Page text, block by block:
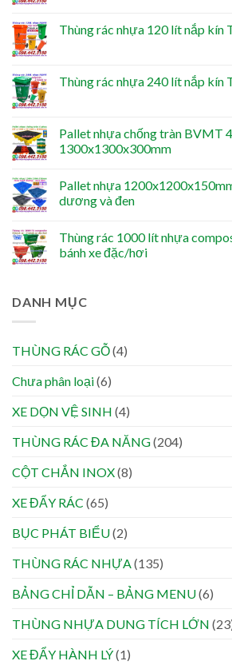
Thùng rác nhựa 120 lít nắp kín
Thùng rác nhựa 240 lít nắp kín
Pallet nhựa chống tràn BVMT
1300x1300x300mm
Pallet nhựa
dương và đen
Thùng rác 1000 lít nhựa
bánh xe đặc/hơi
DANH MỤC
THÙNG RÁC GỖ(4)
Chưa phân loại(6)
XE DỌN VỆ SINH (4)
THÙNG RÁC ĐA NĂNG(204)
CỘT CHẮN INOX(8)
XE ĐẨY RÁC (65)
BỤC PHÁT BIỂU(2)
THÙNG RÁC NHỰA (135)
BẢNG CHỈ DẪN – BẢNG MENU(6)
THÙNG NHỰA DUNG TÍCH LỚN
XE ĐẨY HÀNH LÝ(1)